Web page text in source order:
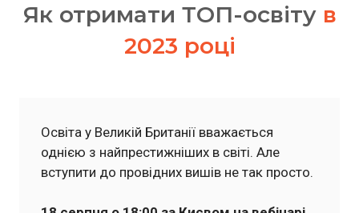
Як отримати ТОП-освіту в
2023 році
Освіта у Великій Британії вважається
однією з найпрестижніших в світі. Але
вступити до провідних вишів не так просто.